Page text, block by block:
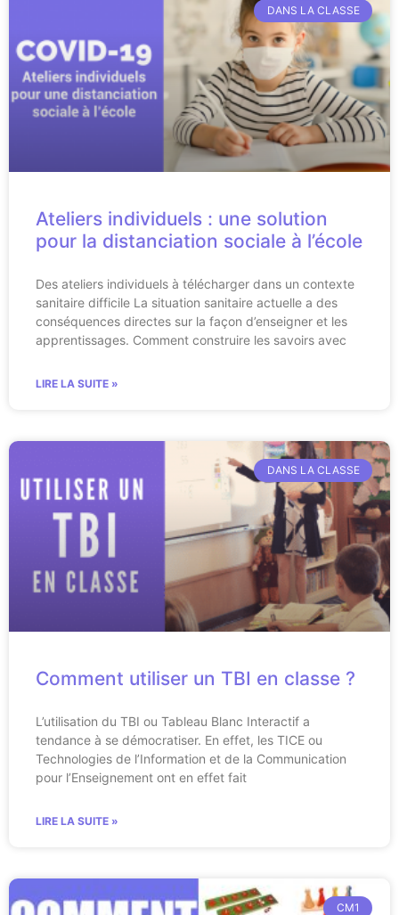
DANS LA CLASSE
Ateliers individuels : une solution
pour la distanciation sociale à l’école
Des ateliers individuels à télécharger dans un contexte
sanitaire difficile La situation sanitaire actuelle a des
conséquences directes sur la façon d’enseigner et les
apprentissages. Comment construire les savoirs avec
LIRE LA SUITE »
DANS LA CLASSE
Comment utiliser un TBI en classe ?
L’utilisation du TBI ou Tableau Blanc Interactif a
tendance à se démocratiser. En effet, les TICE ou
Technologies de l’Information et de la Communication
pour l’Enseignement ont en effet fait
LIRE LA SUITE »
CM1